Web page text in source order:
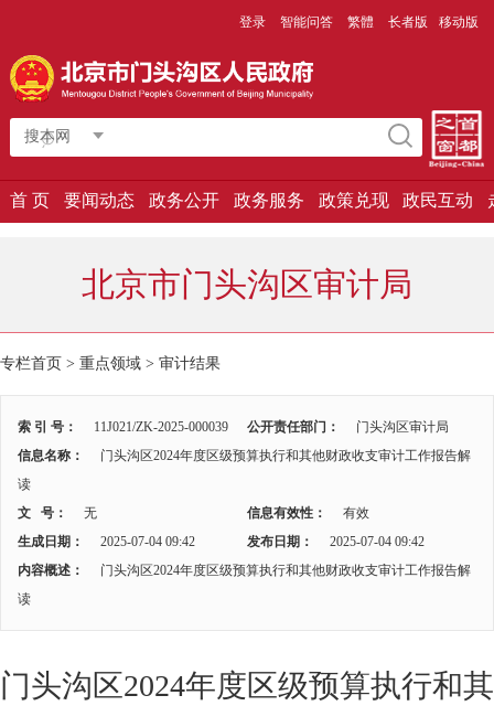
登录 智能问答 繁體 长者版 移动版
搜本网
首 页 要闻动态 政务公开 政务服务 政策兑现 政民互动
北京市门头沟区审计局
专栏首页 > 重点领域 > 审计结果
索 引 号： 11J021/ZK-2025-000039 公开责任部门：
门头沟区审计局
信息名称：
门头沟区2024年度区级预算执行和其他财政收支审计工作报告解
读
文 号：
无 信息有效性：
有效
生成日期：
2025-07-04 09:42 发布日期：
2025-07-04 09:42
内容概述：
门头沟区2024年度区级预算执行和其他财政收支审计工作报告解
读
门头沟区2024年度区级预算执行和其